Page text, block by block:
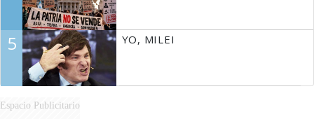
5 YO, MILEI
Espacio Publicitario